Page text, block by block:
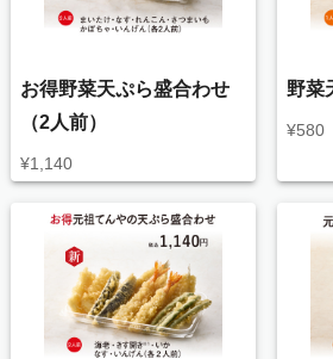
お得野菜天ぷら盛合わせ
（2人前）
¥1,140
野菜
¥580